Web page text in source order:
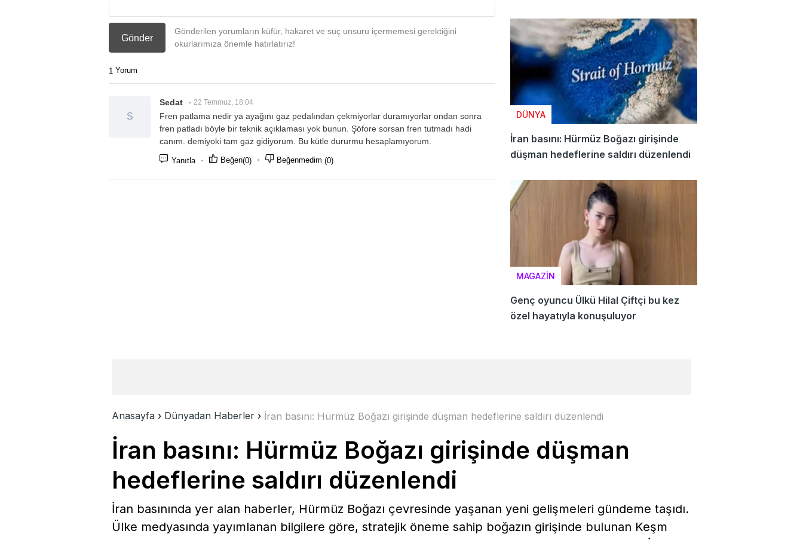
Gönder
Gönderilen yorumların küfür, hakaret ve suç unsuru içermemesi gerektiğini
okurlarımıza önemle hatırlatırız!
1 Yorum
S
Sedat 22 Temmuz, 18:04
Fren patlama nedir ya ayağını gaz pedalından çekmiyorlar duramıyorlar ondan sonra
fren patladı böyle bir teknik açıklaması yok bunun. Şöfore sorsan fren tutmadı hadi
canım. demiyoki tam gaz gidiyorum. Bu kütle dururmu hesaplamıyorum.
Yanıtla Beğen(0) Beğenmedim (0)
DÜNYA
İran basını: Hürmüz Boğazı girişinde
düşman hedeflerine saldırı düzenlendi
MAGAZİN
Genç oyuncu Ülkü Hilal Çiftçi bu kez
özel hayatıyla konuşuluyor
Anasayfa › Dünyadan Haberler › İran basını: Hürmüz Boğazı girişinde düşman hedeflerine saldırı düzenlendi
İran basını: Hürmüz Boğazı girişinde düşman
hedeflerine saldırı düzenlendi
İran basınında yer alan haberler, Hürmüz Boğazı çevresinde yaşanan yeni gelişmeleri gündeme taşıdı.
Ülke medyasında yayımlanan bilgilere göre, stratejik öneme sahip boğazın girişinde bulunan Keşm